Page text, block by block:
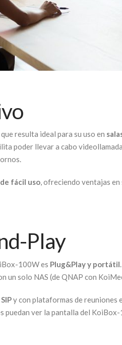
resulta ideal para su uso en
poder llevar a cabo
fácil uso, ofreciendo ventajas en
Play
100W es Plug&Playy portátil
un solo NAS (de QNAP con
y con plataformas de reuniones
puedan ver la pantalla del